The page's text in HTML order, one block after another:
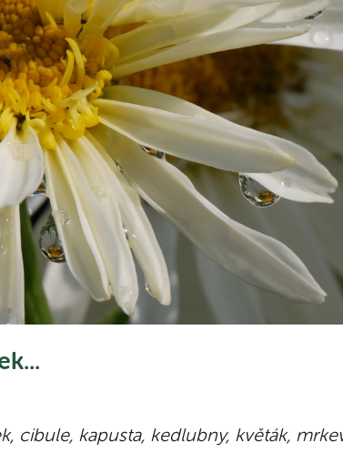
cibule, kapusta, kedlubny, květák,